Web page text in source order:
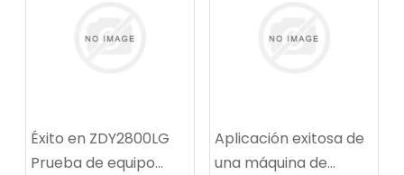
Éxito en ZDY2800LG
Prueba de equipo
Aplicación exitosa de
una máquina de